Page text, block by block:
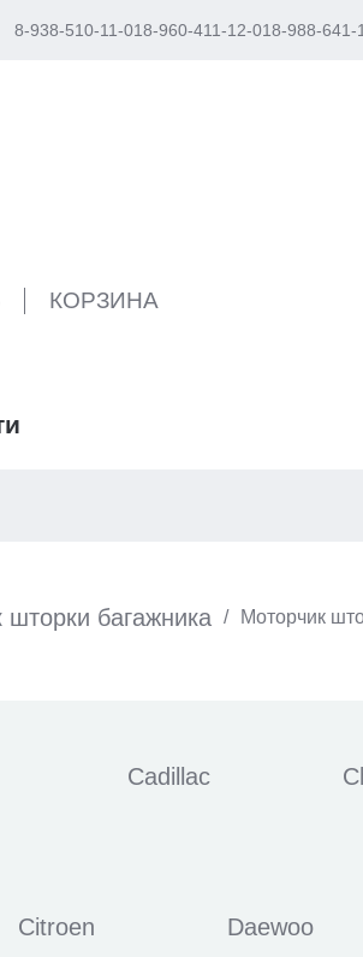
8-938-510-11-018-960-411-12-018-988-641-
КОРЗИНА
шторки багажника / Моторчик
Cadillac
Citroen Daewoo